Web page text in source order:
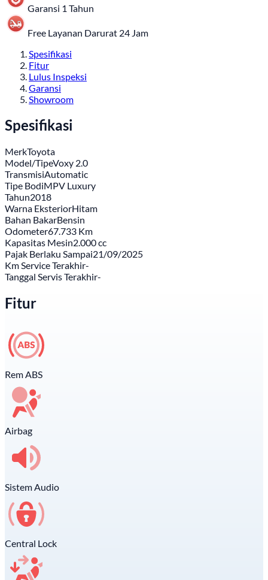
Garansi 1 Tahun
Free Layanan Darurat 24 Jam
Spesifikasi
Fitur
Lulus Inspeksi
Garansi
Showroom
Spesifikasi
MerkToyota
Model/TipeVoxy 2.0
TransmisiAutomatic
Tipe BodiMPV Luxury
Tahun2018
Warna EksteriorHitam
Bahan BakarBensin
Odometer67.733 Km
Kapasitas Mesin2.000 cc
Pajak Berlaku Sampai21/09/2025
Km Service Terakhir-
Tanggal Servis Terakhir-
Fitur
Rem ABS
Airbag
Sistem Audio
Central Lock